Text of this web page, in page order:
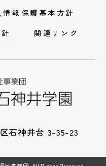
情報保護基本方針
関連リンク
石神井台 3-35-23